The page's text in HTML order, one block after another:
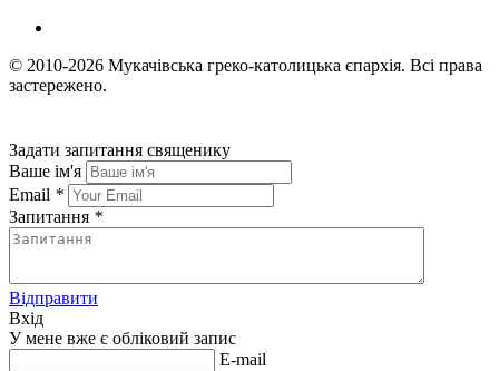
© 2010-2026 Мукачівська греко-католицька єпархія. Всі права
застережено.
Задати запитання священику
Ваше ім'я
Email *
Запитання *
Відправити
Вхід
У мене вже є обліковий запис
E-mail